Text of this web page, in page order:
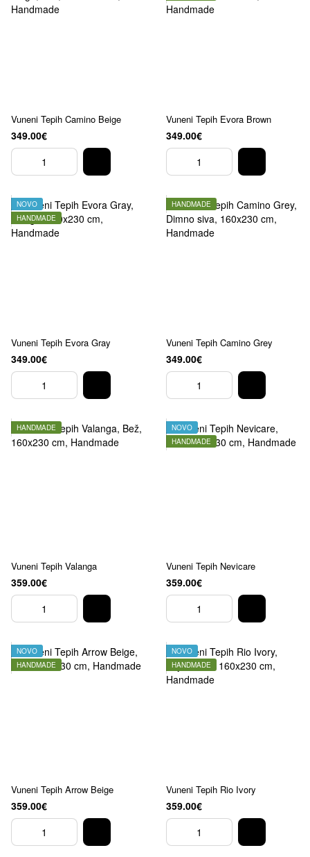
Vuneni Tepih Camino Beige
349.00€
Vuneni Tepih Evora Brown
349.00€
NOVO
HANDMADE
Vuneni Tepih Evora Gray
349.00€
HANDMADE
Vuneni Tepih Camino Grey
349.00€
HANDMADE
Vuneni Tepih Valanga
359.00€
NOVO
HANDMADE
Vuneni Tepih Nevicare
359.00€
NOVO
HANDMADE
Vuneni Tepih Arrow Beige
359.00€
NOVO
HANDMADE
Vuneni Tepih Rio Ivory
359.00€